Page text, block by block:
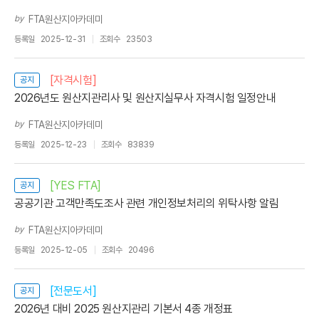
by FTA원산지아카데미
등록일 2025-12-31 조회수 23503
공지
[자격시험]
2026년도 원산지관리사 및 원산지실무사 자격시험 일정안내
by FTA원산지아카데미
등록일 2025-12-23 조회수 83839
공지
[YES FTA]
공공기관 고객만족도조사 관련 개인정보처리의 위탁사항 알림
by FTA원산지아카데미
등록일 2025-12-05 조회수 20496
공지
[전문도서]
2026년 대비 2025 원산지관리 기본서 4종 개정표